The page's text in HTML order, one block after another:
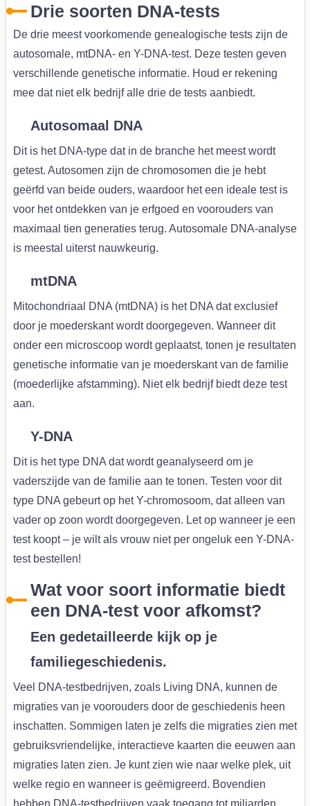
Drie soorten DNA-tests
De drie meest voorkomende genealogische tests zijn de
autosomale, mtDNA- en Y-DNA-test. Deze testen geven
verschillende genetische informatie. Houd er rekening
mee dat niet elk bedrijf alle drie de tests aanbiedt.
Autosomaal DNA
Dit is het DNA-type dat in de branche het meest wordt
getest. Autosomen zijn de chromosomen die je hebt
geërfd van beide ouders, waardoor het een ideale test is
voor het ontdekken van je erfgoed en voorouders van
maximaal tien generaties terug. Autosomale DNA-analyse
is meestal uiterst nauwkeurig.
mtDNA
Mitochondriaal DNA (mtDNA) is het DNA dat exclusief
door je moederskant wordt doorgegeven. Wanneer dit
onder een microscoop wordt geplaatst, tonen je resultaten
genetische informatie van je moederskant van de familie
(moederlijke afstamming). Niet elk bedrijf biedt deze test
aan.
Y-DNA
Dit is het type DNA dat wordt geanalyseerd om je
vaderszijde van de familie aan te tonen. Testen voor dit
type DNA gebeurt op het Y-chromosoom, dat alleen van
vader op zoon wordt doorgegeven. Let op wanneer je een
test koopt – je wilt als vrouw niet per ongeluk een Y-DNA-
test bestellen!
Wat voor soort informatie biedt
een DNA-test voor afkomst?
Een gedetailleerde kijk op je
familiegeschiedenis.
Veel DNA-testbedrijven, zoals Living DNA, kunnen de
migraties van je voorouders door de geschiedenis heen
inschatten. Sommigen laten je zelfs die migraties zien met
gebruiksvriendelijke, interactieve kaarten die eeuwen aan
migraties laten zien. Je kunt zien wie naar welke plek, uit
welke regio en wanneer is geëmigreerd. Bovendien
hebben DNA-testbedrijven vaak toegang tot miljarden